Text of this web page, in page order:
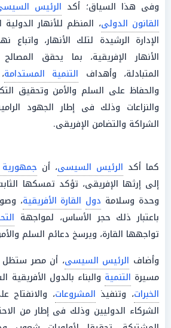
وفى هذا السياق؛ أكد الرئيس
القانون الدولى، المنظم للأنهار
الإدارة الرشيدة لتلك الأنهار،
الأنهار الإفريقية، بما يحقق
المتبادلة، وأهداف التنمية المستدامة
والحفاظ على السلم والأمن وتحقيق
والنزاعات وذلك فى إطار الجهود
الشراكة والتضامن الإفريقى.
كما أكد الرئيس السيسى، أن جمهورية
إلى إرثها الإفريقى، تؤكد تمسكها
وحدة وسلامة دول القارة الأفريقية،
باعتبار ذلك حجر الأساس، لمواجهة
تواجهها القارة، ويرسخ دعائم السلم
وأضاف الرئيس السيسى، أن مصر ستظل
مسيرة التنمية والبناء بالدول
الخبرات، وتنفيذ المشروعات، والانفتاح
الشركاء الدوليين وذلك فى إطار من